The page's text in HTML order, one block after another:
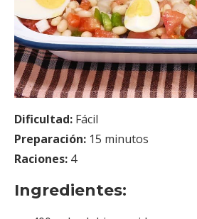
Dificultad: Fácil
Preparación: 15 minutos
Raciones: 4
Ingredientes: